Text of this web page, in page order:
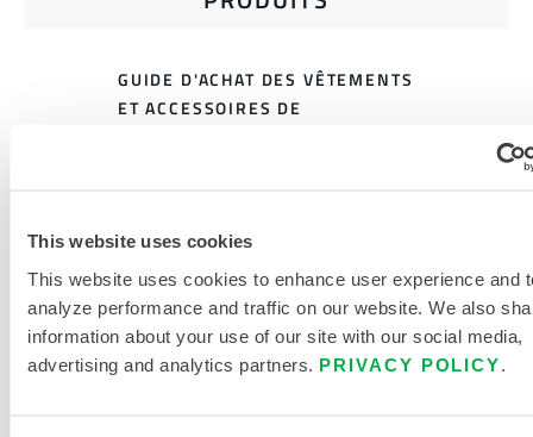
This website uses cookies
This website uses cookies to enhance user experience and
analyze performance and traffic on our website. We also
information about your use of our site with our social media,
advertising and analytics partners. PRIVACY POLICY
DOCUMENTS CONNEXES
GUIDE D'ACHAT DES VÊTEMENTS
ET ACCESSOIRES DE
VÊTEMENTS DE PROTECTION
CONTRE LA CHALEUR